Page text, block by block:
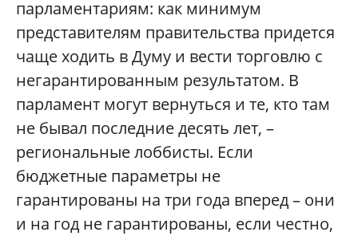
парламентариям: как минимум
представителям правительства придется
чаще ходить в Думу и вести торговлю с
негарантированным результатом. В
парламент могут вернуться и те, кто там
не бывал последние десять лет, –
региональные лоббисты. Если
бюджетные параметры не
гарантированы на три года вперед – они
и на год не гарантированы, если честно,